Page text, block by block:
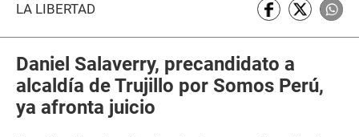
LA LIBERTAD
Daniel Salaverry, precandidato a
alcaldía de Trujillo por Somos Perú,
ya afronta juicio